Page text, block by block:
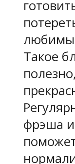
Такое
фрэша